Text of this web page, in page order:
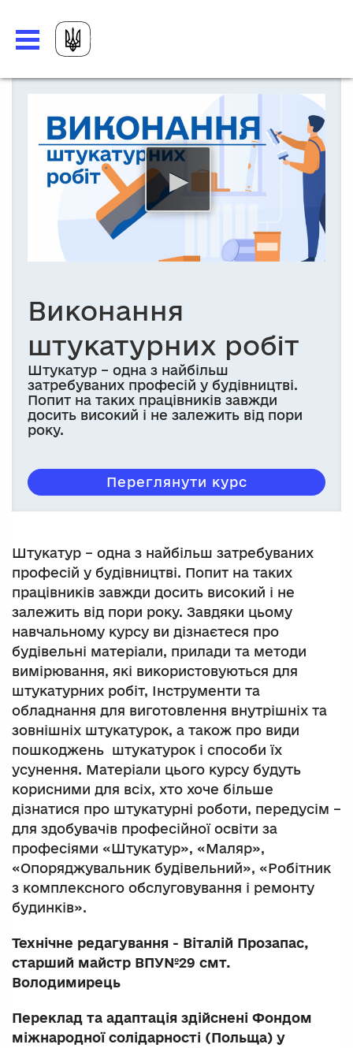
Виконання
штукатурних робіт
Штукатур – одна з найбільш
затребуваних професій у будівництві.
Попит на таких працівників завжди
досить високий і не залежить від пори
року.
Переглянути курс
Штукатур – одна з найбільш затребуваних
професій у будівництві. Попит на таких
працівників завжди досить високий і не
залежить від пори року. Завдяки цьому
навчальному курсу ви дізнаєтеся про
будівельні матеріали, прилади та методи
вимірювання, які використовуються для
штукатурних робіт, Інструменти та
обладнання для виготовлення внутрішніх та
зовнішніх штукатурок, а також про види
пошкоджень штукатурок і способи їх
усунення. Матеріали цього курсу будуть
корисними для всіх, хто хоче більше
дізнатися про штукатурні роботи, передусім –
для здобувачів професійної освіти за
професіями «Штукатур», «Маляр»,
«Опоряджувальник будівельний», «Робітник
з комплексного обслуговування і ремонту
будинків».
Технічне редагування - Віталій Прозапас,
старший майстр ВПУ№29 смт.
Володимирець
Переклад та адаптація здійснені Фондом
міжнародної солідарності (Польща) у